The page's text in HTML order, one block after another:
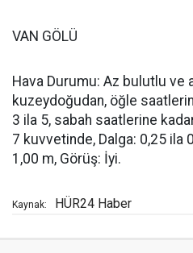
VAN GÖLÜ
Hava Durumu: Az bulutlu ve
kuzeydoğudan, öğle
3 ila 5, sabah saatlerine
7 kuvvetinde, Dalga: 0,25 ila
1,00 m, Görüş: İyi.
Kaynak: HÜR24 Haber